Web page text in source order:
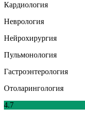
Кардиология
Неврология
Нейрохирургия
Пульмонология
Гастроэнтерология
Отоларингология
4.7